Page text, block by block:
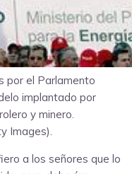
por el Parlamento
implantado por
y minero.
Images).
a los señores que lo